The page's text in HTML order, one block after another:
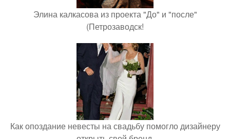
Элина калкасова из проекта "До" и "после"
(Петрозаводск!
Как опоздание невесты на свадьбу помогло дизайнеру